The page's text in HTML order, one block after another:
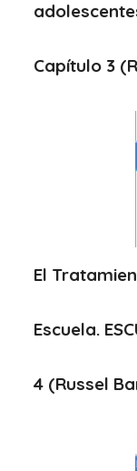
Capítulo 3
El
Escuela.
4 (Russel